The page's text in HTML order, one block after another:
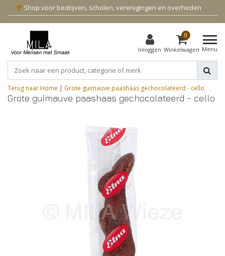
Shop voor bedrijven, scholen, verenigingen en overheden
Inloggen
0
Winkelwagen Menu
Terug naar Home | Grote guimauve paashaas gechocolateerd - cello
Grote guimauve paashaas gechocolateerd - cello